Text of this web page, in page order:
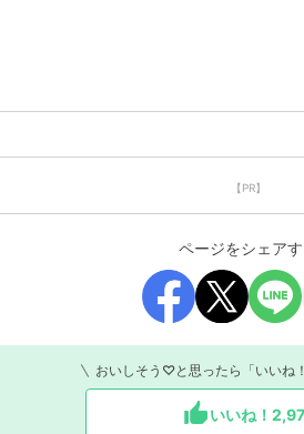
【PR】
ページをシェアす
おいしそう♡と思ったら「いいね
いいね！